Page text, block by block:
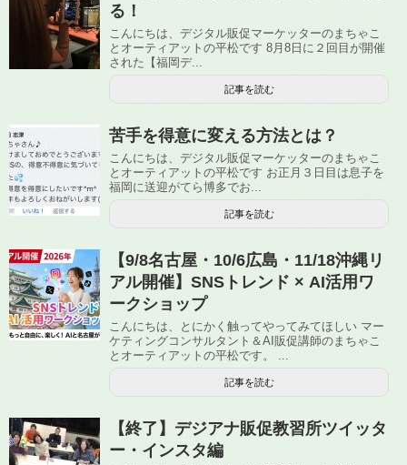
る！
こんにちは、デジタル販促マーケッターのまちゃこ
とオーティアットの平松です 8月8日に２回目が開催
された【福岡デ...
記事を読む
苦手を得意に変える方法とは？
こんにちは、デジタル販促マーケッターのまちゃこ
とオーティアットの平松です お正月３日目は息子を
福岡に送迎がてら博多でお...
記事を読む
【9/8名古屋・10/6広島・11/18沖縄リ
アル開催】SNSトレンド × AI活用ワ
ークショップ
こんにちは、とにかく触ってやってみてほしい マー
ケティングコンサルタント＆AI販促講師のまちゃこ
とオーティアットの平松です。 ...
記事を読む
【終了】デジアナ販促教習所ツイッタ
ー・インスタ編